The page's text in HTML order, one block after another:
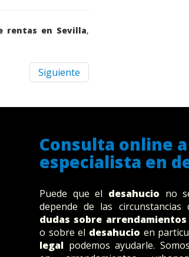
rentas en Sevilla,
Siguiente
Consulta online
especialista en
Puede que el desahucio no
depende de las
dudas sobre
o sobre el desahucio en
legal podemos ayudarle.